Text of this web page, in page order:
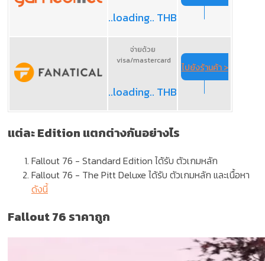
..loading.. THB
จ่ายด้วย
visa/mastercard
..loading.. THB
ไปยังร้านค้า >
แต่ละ Edition แตกต่างกันอย่างไร
Fallout 76 - Standard Edition ได้รับ ตัวเกมหลัก
Fallout 76 - The Pitt Deluxe ได้รับ ตัวเกมหลัก และเนื้อหา
ดังนี้
Fallout 76 ราคาถูก